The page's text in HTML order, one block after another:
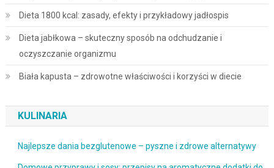
Dieta 1800 kcal: zasady, efekty i przykładowy jadłospis
Dieta jabłkowa – skuteczny sposób na odchudzanie i
oczyszczanie organizmu
Biała kapusta – zdrowotne właściwości i korzyści w diecie
KULINARIA
Najlepsze dania bezglutenowe – pyszne i zdrowe alternatywy